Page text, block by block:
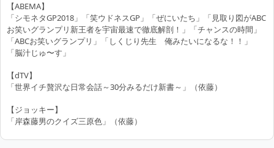
【ABEMA】
「シモネタGP2018」「笑ウドネスGP」「ぜにいたち」「見取り図がABC
お笑いグランプリ新王者を宇宙最速で徹底解剖！」「チャンスの時間」
「ABCお笑いグランプリ」「しくじり先生 俺みたいになるな！！」
「脳汁じゅ〜す」
【dTV】
「世界イチ贅沢な日常会話～30分みるだけ新書～」（依藤）
【ジョッキー】
「岸森藤男のクイズ三原色」（依藤）